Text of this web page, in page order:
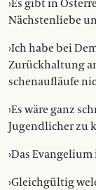
›Es gibt in
Nächstenliebe
›Ich habe bei
Zurückhaltung
schen­aufläufe
›Es wäre ganz
Jugendlicher zu
›Das
›Gleichgültig